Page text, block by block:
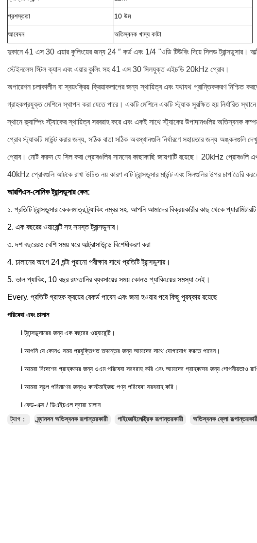
প্রশস্ততা 10 উম
আবেদন অতিস্বনক খাদ্য কাটা
দুকানে 41 এস 30 এয়ার কুলিংয়ের জন্য 24 ″ কর্ড এবং 1/4 "ওডি টিউবিং দিয়ে সিলড ট্রান্সডুসার।
স্টেইনলেস স্টিল ক্যান এবং এয়ার কুলিং সহ 41 এস 30 সিলযুক্ত এইচডি 20kHz প্রোব।
অপারেশন চলাকালীন বা স্বয়ংক্রিয় ক্রিয়াকলাপের জন্য স্থায়িত্ব এবং যথাযথ প্রান্তিককরণ নিশ্চিত
গ্রাহকপ্রযুক্ত মেশিনে স্থাপন করা যেতে পারে। একটি মেশিনে একটি স্ট্যাক সুরক্ষিত হয় নির্ধারিত
স্থানে ক্ল্যাম্পিং স্ট্যাকের স্থায়িত্ব সরবরাহ করে এবং একই সাথে স্ট্যাকের উপাদানগুলির অতিস্বনক
প্রোব স্ট্যাকটি মাউন্ট করার জন্য, সঠিক বাতা সঠিক অবস্থানগুলি নির্ধারণে সহায়তার জন্য অঙ্কনগুলি
প্রোব। নোট করুন যে সিল করা প্রোবগুলির সামনের কাছাকাছি জায়গাটি রয়েছে। 20kHz প্রোবগুলি
40kHz প্রোবগুলি আটকে রাখা উচিত নয় কারণ এটি ট্রান্সডুসার মাউন্ট এবং সিলগুলির উপর চাপ তৈরি
আরপিএস-সোনিক ট্রান্সডুসার কেন:
১. প্রতিটি ট্রান্সডুসার কেবলমাত্র ট্র্যাকিং নম্বর সহ, আপনি আমাদের বিক্রয়কারীর কাছ থেকে
2. এক বছরের ওয়ারেন্টি সহ সমস্ত ট্রান্সডুসার।
৩. দশ বছরেরও বেশি সময় ধরে আল্ট্রাসাউন্ডে বিশেষীকরণ করা
4. চালানের আগে 24 ঘন্টা পুরানো পরীক্ষার সাথে প্রতিটি ট্রান্সডুসার।
5. ভাল প্যাকিং, 10 বছর রফতানির ব্যবসায়ের সময় কোনও প্যাকিংয়ের সমস্যা নেই।
Every. প্রতিটি গ্রাহক ক্রয়ের রেকর্ড পাবেন এবং জমা হওয়ার পরে কিছু পুরষ্কার রয়েছে
পরিষেবা এবং চালান
l ট্রান্সডুসারের জন্য এক বছরের ওয়্যারেন্টি।
l আপনি যে কোনও সময় প্রযুক্তিগত তদন্তের জন্য আমাদের সাথে যোগাযোগ করতে পারেন।
l আমরা বিদেশের গ্রাহকদের জন্য ওএম পরিষেবা সরবরাহ করি এবং আমাদের গ্রাহকদের জন্য গোপনীয়তাও
l আমরা স্বল্প পরিমাণের জন্যও কাস্টমাইজড পণ্য পরিষেবা সরবরাহ করি।
l ফেড-এক্স / ডিএইচএল দ্বারা চালান
ট্যাগ：
ব্র্যানসন অতিস্বনক রূপান্তরকারী পাইজোইলেক্ট্রিক রূপান্তরকারী অতিস্বনক ফ্লো